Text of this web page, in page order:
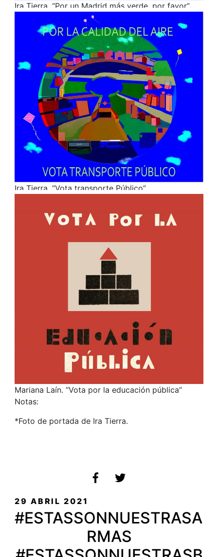
Ira Tierra. “Por un Madrid más verde, por favor”
Ira Tierra. “Vota transporte Público”
Mariana Laín. “Vota por la educación pública”
Notas:
*Foto de portada de Ira Tierra.
PUBLICADO
EL
29 ABRIL 2021
#ESTASSONNUESTRASA
RMAS